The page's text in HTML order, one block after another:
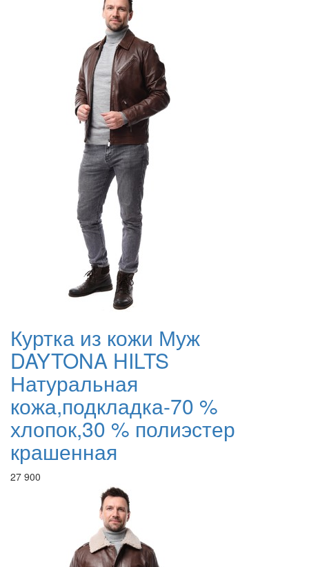
Куртка из кожи Муж
DAYTONA HILTS
Натуральная
кожа,подкладка-70 %
хлопок,30 % полиэстер
крашенная
27 900